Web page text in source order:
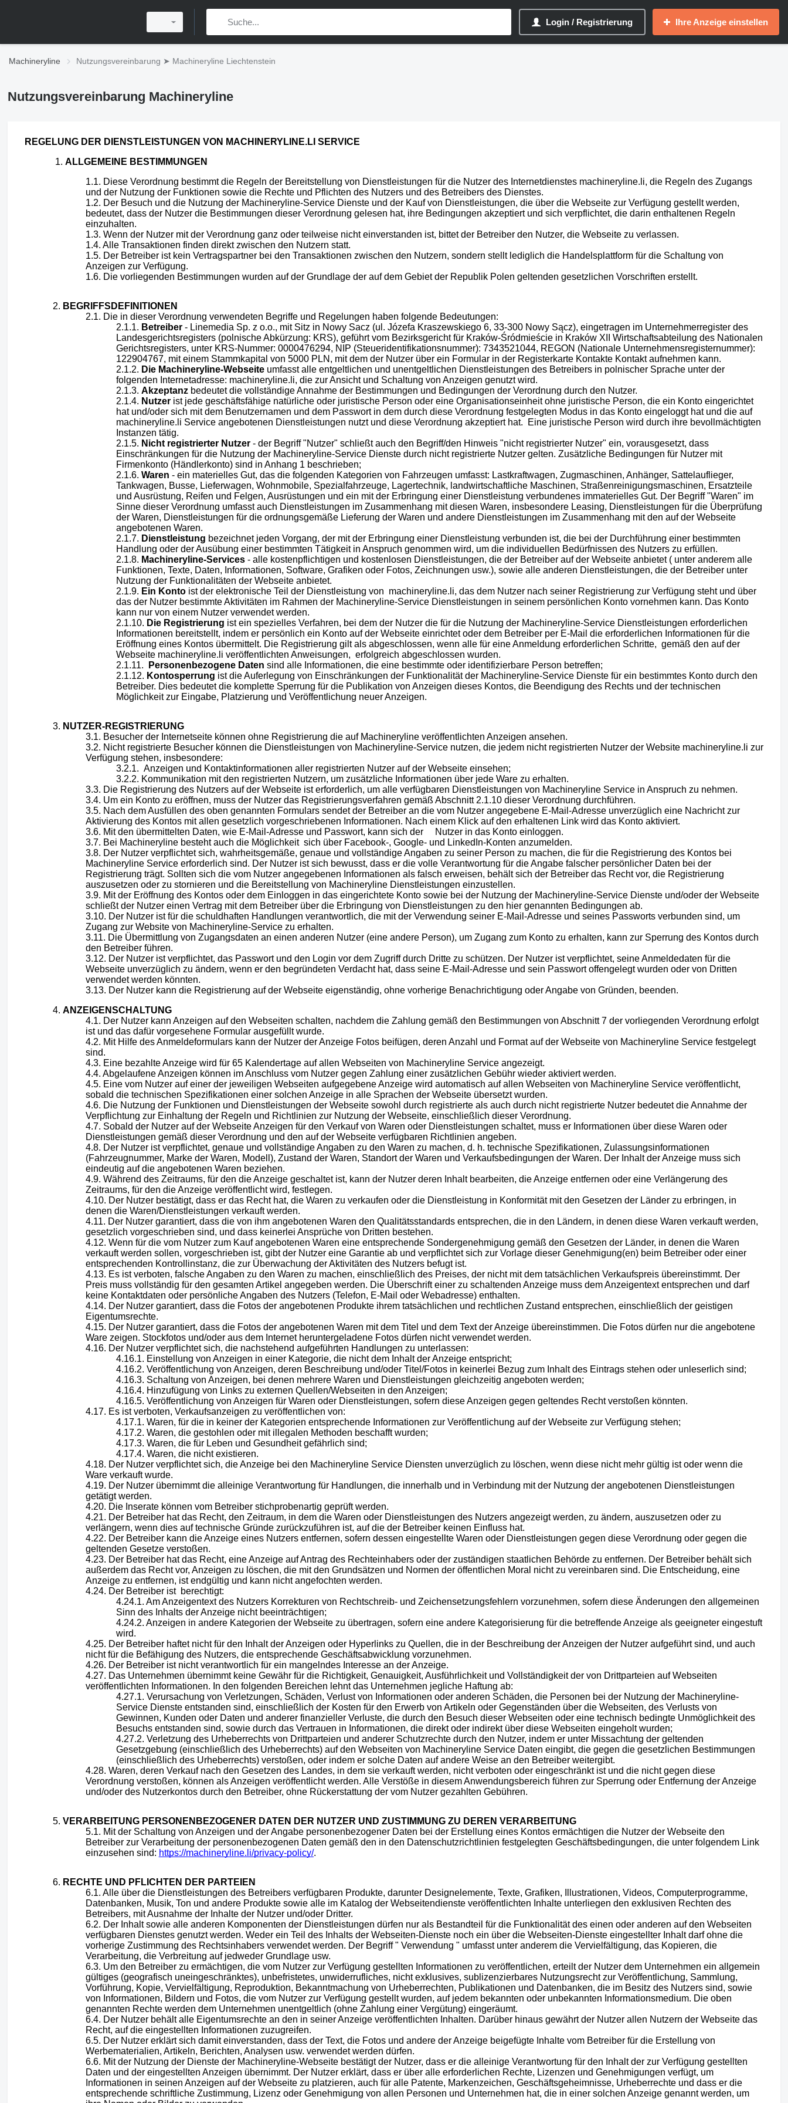
Login / Registrierung Ihre Anzeige einstellen
Machineryline Nutzungsvereinbarung ➤ Machineryline Liechtenstein
Nutzungsvereinbarung Machineryline
REGELUNG DER DIENSTLEISTUNGEN VON MACHINERYLINE.LI SERVICE
ALLGEMEINE BESTIMMUNGEN
Diese Verordnung bestimmt die Regeln der Bereitstellung von Dienstleistungen für die Nutzer des Internetdienstes machineryline.li, die Regeln des Zugangs
und der Nutzung der Funktionen sowie die Rechte und Pflichten des Nutzers und des Betreibers des Dienstes.
Der Besuch und die Nutzung der Machineryline-Service Dienste und der Kauf von Dienstleistungen, die über die Webseite zur Verfügung gestellt werden,
bedeutet, dass der Nutzer die Bestimmungen dieser Verordnung gelesen hat, ihre Bedingungen akzeptiert und sich verpflichtet, die darin enthaltenen Regeln
einzuhalten.
Wenn der Nutzer mit der Verordnung ganz oder teilweise nicht einverstanden ist, bittet der Betreiber den Nutzer, die Webseite zu verlassen.
Alle Transaktionen finden direkt zwischen den Nutzern statt.
Der Betreiber ist kein Vertragspartner bei den Transaktionen zwischen den Nutzern, sondern stellt lediglich die Handelsplattform für die Schaltung von
Anzeigen zur Verfügung.
Die vorliegenden Bestimmungen wurden auf der Grundlage der auf dem Gebiet der Republik Polen geltenden gesetzlichen Vorschriften erstellt.
BEGRIFFSDEFINITIONEN
Die in dieser Verordnung verwendeten Begriffe und Regelungen haben folgende Bedeutungen:
Betreiber- Linemedia Sp. z o.o., mit Sitz in Nowy Sacz (ul. Józefa Kraszewskiego 6, 33-300 Nowy Sącz), eingetragen im Unternehmerregister des
Landesgerichtsregisters (polnische Abkürzung: KRS), geführt vom Bezirksgericht für Kraków-Śródmieście in Kraków XII Wirtschaftsabteilung des Nationalen
Gerichtsregisters, unter KRS-Nummer: 0000476294, NIP (Steueridentifikationsnummer): 7343521044, REGON (Nationale Unternehmensregisternummer):
122904767, mit einem Stammkapital von 5000 PLN, mit dem der Nutzer über ein Formular in der Registerkarte Kontakte Kontakt aufnehmen kann.
Die Machineryline-Webseiteumfasst alle entgeltlichen und unentgeltlichen Dienstleistungen des Betreibers in polnischer Sprache unter der
folgenden Internetadresse: machineryline.li, die zur Ansicht und Schaltung von Anzeigen genutzt wird.
Akzeptanzbedeutet die vollständige Annahme der Bestimmungen und Bedingungen der Verordnung durch den Nutzer.
Nutzerist jede geschäftsfähige natürliche oder juristische Person oder eine Organisationseinheit ohne juristische Person, die ein Konto eingerichtet
hat und/oder sich mit dem Benutzernamen und dem Passwort in dem durch diese Verordnung festgelegten Modus in das Konto eingeloggt hat und die auf
machineryline.li Service angebotenen Dienstleistungen nutzt und diese Verordnung akzeptiert hat. Eine juristische Person wird durch ihre bevollmächtigten
Instanzen tätig.
Nicht registrierter Nutzer- der Begriff "Nutzer" schließt auch den Begriff/den Hinweis "nicht registrierter Nutzer" ein, vorausgesetzt, dass
Einschränkungen für die Nutzung der Machineryline-Service Dienste durch nicht registrierte Nutzer gelten. Zusätzliche Bedingungen für Nutzer mit
Firmenkonto (Händlerkonto) sind in Anhang 1 beschrieben;
Waren - ein materielles Gut, das die folgenden Kategorien von Fahrzeugen umfasst: Lastkraftwagen, Zugmaschinen, Anhänger, Sattelauflieger,
Tankwagen, Busse, Lieferwagen, Wohnmobile, Spezialfahrzeuge, Lagertechnik, landwirtschaftliche Maschinen, Straßenreinigungsmaschinen, Ersatzteile
und Ausrüstung, Reifen und Felgen, Ausrüstungen und ein mit der Erbringung einer Dienstleistung verbundenes immaterielles Gut. Der Begriff "Waren" im
Sinne dieser Verordnung umfasst auch Dienstleistungen im Zusammenhang mit diesen Waren, insbesondere Leasing, Dienstleistungen für die Überprüfung
der Waren, Dienstleistungen für die ordnungsgemäße Lieferung der Waren und andere Dienstleistungen im Zusammenhang mit den auf der Webseite
angebotenen Waren.
Dienstleistung bezeichnet jeden Vorgang, der mit der Erbringung einer Dienstleistung verbunden ist, die bei der Durchführung einer bestimmten
Handlung oder der Ausübung einer bestimmten Tätigkeit in Anspruch genommen wird, um die individuellen Bedürfnissen des Nutzers zu erfüllen.
Machineryline-Services - alle kostenpflichtigen und kostenlosen Dienstleistungen, die der Betreiber auf der Webseite anbietet ( unter anderem alle
Funktionen, Texte, Daten, Informationen, Software, Grafiken oder Fotos, Zeichnungen usw.), sowie alle anderen Dienstleistungen, die der Betreiber unter
Nutzung der Funktionalitäten der Webseite anbietet.
Ein Kontoist der elektronische Teil der Dienstleistung von machineryline.li, das dem Nutzer nach seiner Registrierung zur Verfügung steht und über
das der Nutzer bestimmte Aktivitäten im Rahmen der Machineryline-Service Dienstleistungen in seinem persönlichen Konto vornehmen kann. Das Konto
kann nur von einem Nutzer verwendet werden.
Die Registrierung ist ein spezielles Verfahren, bei dem der Nutzer die für die Nutzung der Machineryline-Service Dienstleistungen erforderlichen
Informationen bereitstellt, indem er persönlich ein Konto auf der Webseite einrichtet oder dem Betreiber per E-Mail die erforderlichen Informationen für die
Eröffnung eines Kontos übermittelt. Die Registrierung gilt als abgeschlossen, wenn alle für eine Anmeldung erforderlichen Schritte, gemäß den auf der
Webseite machineryline.li veröffentlichten Anweisungen, erfolgreich abgeschlossen wurden.
Personenbezogene Daten sind alle Informationen, die eine bestimmte oder identifizierbare Person betreffen;
Kontosperrung ist die Auferlegung von Einschränkungen der Funktionalität der Machineryline-Service Dienste für ein bestimmtes Konto durch den
Betreiber. Dies bedeutet die komplette Sperrung für die Publikation von Anzeigen dieses Kontos, die Beendigung des Rechts und der technischen
Möglichkeit zur Eingabe, Platzierung und Veröffentlichung neuer Anzeigen.
NUTZER-REGISTRIERUNG
Besucher der Internetseite können ohne Registrierung die auf Machineryline veröffentlichten Anzeigen ansehen.
Nicht registrierte Besucher können die Dienstleistungen von Machineryline-Service nutzen, die jedem nicht registrierten Nutzer der Website machineryline.li zur
Verfügung stehen, insbesondere:
Anzeigen und Kontaktinformationen aller registrierten Nutzer auf der Webseite einsehen;
Kommunikation mit den registrierten Nutzern, um zusätzliche Informationen über jede Ware zu erhalten.
Die Registrierung des Nutzers auf der Webseite ist erforderlich, um alle verfügbaren Dienstleistungen von Machineryline Service in Anspruch zu nehmen.
Um ein Konto zu eröffnen, muss der Nutzer das Registrierungsverfahren gemäß Abschnitt 2.1.10 dieser Verordnung durchführen.
Nach dem Ausfüllen des oben genannten Formulars sendet der Betreiber an die vom Nutzer angegebene E-Mail-Adresse unverzüglich eine Nachricht zur
Aktivierung des Kontos mit allen gesetzlich vorgeschriebenen Informationen. Nach einem Klick auf den erhaltenen Link wird das Konto aktiviert.
Mit den übermittelten Daten, wie E-Mail-Adresse und Passwort, kann sich der Nutzer in das Konto einloggen.
Bei Machineryline besteht auch die Möglichkeit sich über Facebook-, Google- und LinkedIn-Konten anzumelden.
Der Nutzer verpflichtet sich, wahrheitsgemäße, genaue und vollständige Angaben zu seiner Person zu machen, die für die Registrierung des Kontos bei
Machineryline Service erforderlich sind. Der Nutzer ist sich bewusst, dass er die volle Verantwortung für die Angabe falscher persönlicher Daten bei der
Registrierung trägt. Sollten sich die vom Nutzer angegebenen Informationen als falsch erweisen, behält sich der Betreiber das Recht vor, die Registrierung
auszusetzen oder zu stornieren und die Bereitstellung von Machineryline Dienstleistungen einzustellen.
Mit der Eröffnung des Kontos oder dem Einloggen in das eingerichtete Konto sowie bei der Nutzung der Machineryline-Service Dienste und/oder der Webseite
schließt der Nutzer einen Vertrag mit dem Betreiber über die Erbringung von Dienstleistungen zu den hier genannten Bedingungen ab.
Der Nutzer ist für die schuldhaften Handlungen verantwortlich, die mit der Verwendung seiner E-Mail-Adresse und seines Passworts verbunden sind, um
Zugang zur Website von Machineryline-Service zu erhalten.
Die Übermittlung von Zugangsdaten an einen anderen Nutzer (eine andere Person), um Zugang zum Konto zu erhalten, kann zur Sperrung des Kontos durch
den Betreiber führen.
Der Nutzer ist verpflichtet, das Passwort und den Login vor dem Zugriff durch Dritte zu schützen. Der Nutzer ist verpflichtet, seine Anmeldedaten für die
Webseite unverzüglich zu ändern, wenn er den begründeten Verdacht hat, dass seine E-Mail-Adresse und sein Passwort offengelegt wurden oder von Dritten
verwendet werden könnten.
Der Nutzer kann die Registrierung auf der Webseite eigenständig, ohne vorherige Benachrichtigung oder Angabe von Gründen, beenden.
ANZEIGENSCHALTUNG
Der Nutzer kann Anzeigen auf den Webseiten schalten, nachdem die Zahlung gemäß den Bestimmungen von Abschnitt 7 der vorliegenden Verordnung erfolgt
ist und das dafür vorgesehene Formular ausgefüllt wurde.
Mit Hilfe des Anmeldeformulars kann der Nutzer der Anzeige Fotos beifügen, deren Anzahl und Format auf der Webseite von Machineryline Service festgelegt
sind.
Eine bezahlte Anzeige wird für 65 Kalendertage auf allen Webseiten von Machineryline Service angezeigt.
Abgelaufene Anzeigen können im Anschluss vom Nutzer gegen Zahlung einer zusätzlichen Gebühr wieder aktiviert werden.
Eine vom Nutzer auf einer der jeweiligen Webseiten aufgegebene Anzeige wird automatisch auf allen Webseiten von Machineryline Service veröffentlicht,
sobald die technischen Spezifikationen einer solchen Anzeige in alle Sprachen der Webseite übersetzt wurden.
Die Nutzung der Funktionen und Dienstleistungen der Webseite sowohl durch registrierte als auch durch nicht registrierte Nutzer bedeutet die Annahme der
Verpflichtung zur Einhaltung der Regeln und Richtlinien zur Nutzung der Webseite, einschließlich dieser Verordnung.
Sobald der Nutzer auf der Webseite Anzeigen für den Verkauf von Waren oder Dienstleistungen schaltet, muss er Informationen über diese Waren oder
Dienstleistungen gemäß dieser Verordnung und den auf der Webseite verfügbaren Richtlinien angeben.
Der Nutzer ist verpflichtet, genaue und vollständige Angaben zu den Waren zu machen, d. h. technische Spezifikationen, Zulassungsinformationen
(Fahrzeugnummer, Marke der Waren, Modell), Zustand der Waren, Standort der Waren und Verkaufsbedingungen der Waren. Der Inhalt der Anzeige muss sich
eindeutig auf die angebotenen Waren beziehen.
Während des Zeitraums, für den die Anzeige geschaltet ist, kann der Nutzer deren Inhalt bearbeiten, die Anzeige entfernen oder eine Verlängerung des
Zeitraums, für den die Anzeige veröffentlicht wird, festlegen.
Der Nutzer bestätigt, dass er das Recht hat, die Waren zu verkaufen oder die Dienstleistung in Konformität mit den Gesetzen der Länder zu erbringen, in
denen die Waren/Dienstleistungen verkauft werden.
Der Nutzer garantiert, dass die von ihm angebotenen Waren den Qualitätsstandards entsprechen, die in den Ländern, in denen diese Waren verkauft werden,
gesetzlich vorgeschrieben sind, und dass keinerlei Ansprüche von Dritten bestehen.
Wenn für die vom Nutzer zum Kauf angebotenen Waren eine entsprechende Sondergenehmigung gemäß den Gesetzen der Länder, in denen die Waren
verkauft werden sollen, vorgeschrieben ist, gibt der Nutzer eine Garantie ab und verpflichtet sich zur Vorlage dieser Genehmigung(en) beim Betreiber oder einer
entsprechenden Kontrollinstanz, die zur Überwachung der Aktivitäten des Nutzers befugt ist.
Es ist verboten, falsche Angaben zu den Waren zu machen, einschließlich des Preises, der nicht mit dem tatsächlichen Verkaufspreis übereinstimmt. Der
Preis muss vollständig für den gesamten Artikel angegeben werden. Die Überschrift einer zu schaltenden Anzeige muss dem Anzeigentext entsprechen und darf
keine Kontaktdaten oder persönliche Angaben des Nutzers (Telefon, E-Mail oder Webadresse) enthalten.
Der Nutzer garantiert, dass die Fotos der angebotenen Produkte ihrem tatsächlichen und rechtlichen Zustand entsprechen, einschließlich der geistigen
Eigentumsrechte.
Der Nutzer garantiert, dass die Fotos der angebotenen Waren mit dem Titel und dem Text der Anzeige übereinstimmen. Die Fotos dürfen nur die angebotene
Ware zeigen. Stockfotos und/oder aus dem Internet heruntergeladene Fotos dürfen nicht verwendet werden.
Der Nutzer verpflichtet sich, die nachstehend aufgeführten Handlungen zu unterlassen:
Einstellung von Anzeigen in einer Kategorie, die nicht dem Inhalt der Anzeige entspricht;
Veröffentlichung von Anzeigen, deren Beschreibung und/oder Titel/Fotos in keinerlei Bezug zum Inhalt des Eintrags stehen oder unleserlich sind;
Schaltung von Anzeigen, bei denen mehrere Waren und Dienstleistungen gleichzeitig angeboten werden;
Hinzufügung von Links zu externen Quellen/Webseiten in den Anzeigen;
Veröffentlichung von Anzeigen für Waren oder Dienstleistungen, sofern diese Anzeigen gegen geltendes Recht verstoßen könnten.
Es ist verboten, Verkaufsanzeigen zu veröffentlichen von:
Waren, für die in keiner der Kategorien entsprechende Informationen zur Veröffentlichung auf der Webseite zur Verfügung stehen;
Waren, die gestohlen oder mit illegalen Methoden beschafft wurden;
Waren, die für Leben und Gesundheit gefährlich sind;
Waren, die nicht existieren.
Der Nutzer verpflichtet sich, die Anzeige bei den Machineryline Service Diensten unverzüglich zu löschen, wenn diese nicht mehr gültig ist oder wenn die
Ware verkauft wurde.
Der Nutzer übernimmt die alleinige Verantwortung für Handlungen, die innerhalb und in Verbindung mit der Nutzung der angebotenen Dienstleistungen
getätigt werden.
Die Inserate können vom Betreiber stichprobenartig geprüft werden.
Der Betreiber hat das Recht, den Zeitraum, in dem die Waren oder Dienstleistungen des Nutzers angezeigt werden, zu ändern, auszusetzen oder zu
verlängern, wenn dies auf technische Gründe zurückzuführen ist, auf die der Betreiber keinen Einfluss hat.
Der Betreiber kann die Anzeige eines Nutzers entfernen, sofern dessen eingestellte Waren oder Dienstleistungen gegen diese Verordnung oder gegen die
geltenden Gesetze verstoßen.
Der Betreiber hat das Recht, eine Anzeige auf Antrag des Rechteinhabers oder der zuständigen staatlichen Behörde zu entfernen. Der Betreiber behält sich
außerdem das Recht vor, Anzeigen zu löschen, die mit den Grundsätzen und Normen der öffentlichen Moral nicht zu vereinbaren sind. Die Entscheidung, eine
Anzeige zu entfernen, ist endgültig und kann nicht angefochten werden.
Der Betreiber ist berechtigt:
Am Anzeigentext des Nutzers Korrekturen von Rechtschreib- und Zeichensetzungsfehlern vorzunehmen, sofern diese Änderungen den allgemeinen
Sinn des Inhalts der Anzeige nicht beeinträchtigen;
Anzeigen in andere Kategorien der Webseite zu übertragen, sofern eine andere Kategorisierung für die betreffende Anzeige als geeigneter eingestuft
wird.
Der Betreiber haftet nicht für den Inhalt der Anzeigen oder Hyperlinks zu Quellen, die in der Beschreibung der Anzeigen der Nutzer aufgeführt sind, und auch
nicht für die Befähigung des Nutzers, die entsprechende Geschäftsabwicklung vorzunehmen.
Der Betreiber ist nicht verantwortlich für ein mangelndes Interesse an der Anzeige.
Das Unternehmen übernimmt keine Gewähr für die Richtigkeit, Genauigkeit, Ausführlichkeit und Vollständigkeit der von Drittparteien auf Webseiten
veröffentlichten Informationen. In den folgenden Bereichen lehnt das Unternehmen jegliche Haftung ab:
Verursachung von Verletzungen, Schäden, Verlust von Informationen oder anderen Schäden, die Personen bei der Nutzung der Machineryline-
Service Dienste entstanden sind, einschließlich der Kosten für den Erwerb von Artikeln oder Gegenständen über die Webseiten, des Verlusts von
Gewinnen, Kunden oder Daten und anderer finanzieller Verluste, die durch den Besuch dieser Webseiten oder eine technisch bedingte Unmöglichkeit des
Besuchs entstanden sind, sowie durch das Vertrauen in Informationen, die direkt oder indirekt über diese Webseiten eingeholt wurden;
Verletzung des Urheberrechts von Drittparteien und anderer Schutzrechte durch den Nutzer, indem er unter Missachtung der geltenden
Gesetzgebung (einschließlich des Urheberrechts) auf den Webseiten von Machineryline Service Daten eingibt, die gegen die gesetzlichen Bestimmungen
(einschließlich des Urheberrechts) verstoßen, oder indem er solche Daten auf andere Weise an den Betreiber weitergibt.
Waren, deren Verkauf nach den Gesetzen des Landes, in dem sie verkauft werden, nicht verboten oder eingeschränkt ist und die nicht gegen diese
Verordnung verstoßen, können als Anzeigen veröffentlicht werden. Alle Verstöße in diesem Anwendungsbereich führen zur Sperrung oder Entfernung der Anzeige
und/oder des Nutzerkontos durch den Betreiber, ohne Rückerstattung der vom Nutzer gezahlten Gebühren.
VERARBEITUNG PERSONENBEZOGENER DATEN DER NUTZER UND ZUSTIMMUNG ZU DEREN VERARBEITUNG
Mit der Schaltung von Anzeigen und der Angabe personenbezogener Daten bei der Erstellung eines Kontos ermächtigen die Nutzer der Webseite den
Betreiber zur Verarbeitung der personenbezogenen Daten gemäß den in den Datenschutzrichtlinien festgelegten Geschäftsbedingungen, die unter folgendem Link
einzusehen sind: https://machineryline.li/privacy-policy/.
RECHTE UND PFLICHTEN DER PARTEIEN
Alle über die Dienstleistungen des Betreibers verfügbaren Produkte, darunter Designelemente, Texte, Grafiken, Illustrationen, Videos, Computerprogramme,
Datenbanken, Musik, Ton und andere Produkte sowie alle im Katalog der Webseitendienste veröffentlichten Inhalte unterliegen den exklusiven Rechten des
Betreibers, mit Ausnahme der Inhalte der Nutzer und/oder Dritter.
Der Inhalt sowie alle anderen Komponenten der Dienstleistungen dürfen nur als Bestandteil für die Funktionalität des einen oder anderen auf den Webseiten
verfügbaren Dienstes genutzt werden. Weder ein Teil des Inhalts der Webseiten-Dienste noch ein über die Webseiten-Dienste eingestellter Inhalt darf ohne die
vorherige Zustimmung des Rechtsinhabers verwendet werden. Der Begriff " Verwendung " umfasst unter anderem die Vervielfältigung, das Kopieren, die
Verarbeitung, die Verbreitung auf jedweder Grundlage usw.
Um den Betreiber zu ermächtigen, die vom Nutzer zur Verfügung gestellten Informationen zu veröffentlichen, erteilt der Nutzer dem Unternehmen ein allgemein
gültiges (geografisch uneingeschränktes), unbefristetes, unwiderrufliches, nicht exklusives, sublizenzierbares Nutzungsrecht zur Veröffentlichung, Sammlung,
Vorführung, Kopie, Vervielfältigung, Reproduktion, Bekanntmachung von Urheberrechten, Publikationen und Datenbanken, die im Besitz des Nutzers sind, sowie
von Informationen, Bildern und Fotos, die vom Nutzer zur Verfügung gestellt wurden, auf jedem bekannten oder unbekannten Informationsmedium. Die oben
genannten Rechte werden dem Unternehmen unentgeltlich (ohne Zahlung einer Vergütung) eingeräumt.
Der Nutzer behält alle Eigentumsrechte an den in seiner Anzeige veröffentlichten Inhalten. Darüber hinaus gewährt der Nutzer allen Nutzern der Webseite das
Recht, auf die eingestellten Informationen zuzugreifen.
Der Nutzer erklärt sich damit einverstanden, dass der Text, die Fotos und andere der Anzeige beigefügte Inhalte vom Betreiber für die Erstellung von
Werbematerialien, Artikeln, Berichten, Analysen usw. verwendet werden dürfen.
Mit der Nutzung der Dienste der Machineryline-Webseite bestätigt der Nutzer, dass er die alleinige Verantwortung für den Inhalt der zur Verfügung gestellten
Daten und der eingestellten Anzeigen übernimmt. Der Nutzer erklärt, dass er über alle erforderlichen Rechte, Lizenzen und Genehmigungen verfügt, um
Informationen in seinen Anzeigen auf der Webseite zu platzieren, auch für alle Patente, Markenzeichen, Geschäftsgeheimnisse, Urheberrechte und dass er die
entsprechende schriftliche Zustimmung, Lizenz oder Genehmigung von allen Personen und Unternehmen hat, die in einer solchen Anzeige genannt werden, um